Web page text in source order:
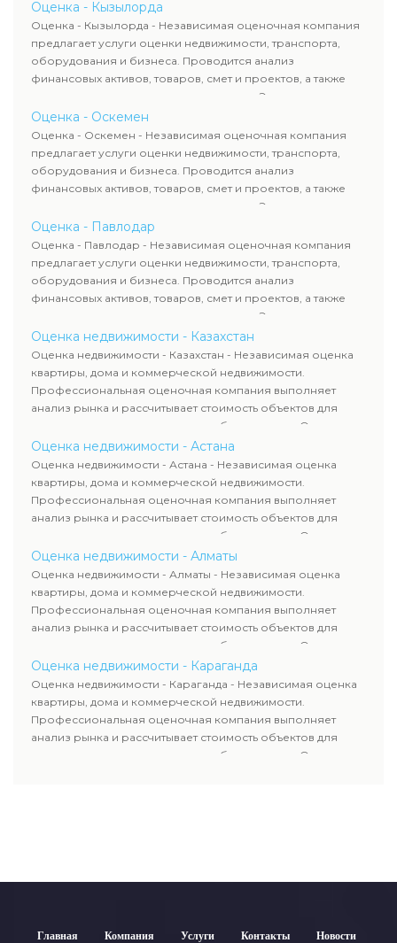
определяют рыночную стоимость имущества и
рассчитывают ущерб. Все отчеты соответствуют
требованиям законодательства и используются для
сделок, кредитования и судебных процессов.
Оценка - Кызылорда
Оценка - Кызылорда - Независимая оценочная компания
предлагает услуги оценки недвижимости, транспорта,
оборудования и бизнеса. Проводится анализ
финансовых активов, товаров, смет и проектов, а также
оценка животных и недропользования. Эксперты
определяют рыночную стоимость имущества и
рассчитывают ущерб. Все отчеты соответствуют
требованиям законодательства и используются для
сделок, кредитования и судебных процессов.
Оценка - Оскемен
Оценка - Оскемен - Независимая оценочная компания
предлагает услуги оценки недвижимости, транспорта,
оборудования и бизнеса. Проводится анализ
финансовых активов, товаров, смет и проектов, а также
оценка животных и недропользования. Эксперты
определяют рыночную стоимость имущества и
рассчитывают ущерб. Все отчеты соответствуют
требованиям законодательства и используются для
сделок, кредитования и судебных процессов.
Оценка - Павлодар
Оценка - Павлодар - Независимая оценочная компания
предлагает услуги оценки недвижимости, транспорта,
оборудования и бизнеса. Проводится анализ
финансовых активов, товаров, смет и проектов, а также
оценка животных и недропользования. Эксперты
определяют рыночную стоимость имущества и
рассчитывают ущерб. Все отчеты соответствуют
требованиям законодательства и используются для
сделок, кредитования и судебных процессов.
Оценка недвижимости - Казахстан
Оценка недвижимости - Казахстан - Независимая оценка
квартиры, дома и коммерческой недвижимости.
Профессиональная оценочная компания выполняет
анализ рынка и рассчитывает стоимость объектов для
продажи, ипотеки, аренды и судебных споров. Оценка
недвижимости включает современные методы и
гарантирует объективные результаты. Отчеты
используются для банков, судов и страховых компаний по
всему Казахстану.
Оценка недвижимости - Астана
Оценка недвижимости - Астана - Независимая оценка
квартиры, дома и коммерческой недвижимости.
Профессиональная оценочная компания выполняет
анализ рынка и рассчитывает стоимость объектов для
продажи, ипотеки, аренды и судебных споров. Оценка
недвижимости включает современные методы и
гарантирует объективные результаты. Отчеты
используются для банков, судов и страховых компаний по
всему Казахстану.
Оценка недвижимости - Алматы
Оценка недвижимости - Алматы - Независимая оценка
квартиры, дома и коммерческой недвижимости.
Профессиональная оценочная компания выполняет
анализ рынка и рассчитывает стоимость объектов для
продажи, ипотеки, аренды и судебных споров. Оценка
недвижимости включает современные методы и
гарантирует объективные результаты. Отчеты
используются для банков, судов и страховых компаний по
всему Казахстану.
Оценка недвижимости - Караганда
Оценка недвижимости - Караганда - Независимая оценка
квартиры, дома и коммерческой недвижимости.
Профессиональная оценочная компания выполняет
анализ рынка и рассчитывает стоимость объектов для
продажи, ипотеки, аренды и судебных споров. Оценка
Главная Компания Услуги Контакты
Новости